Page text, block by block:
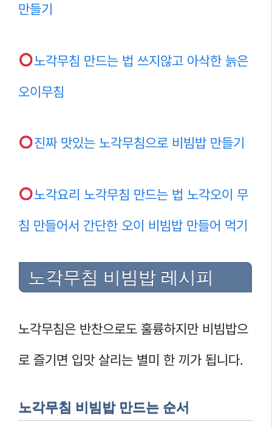
만들기
노각무침 만드는 법 쓰지않고 아삭한 늙은
오이무침
진짜 맛있는 노각무침으로 비빔밥 만들기
노각요리 노각무침 만드는 법 노각오이 무
침 만들어서 간단한 오이 비빔밥 만들어 먹기
노각무침 비빔밥 레시피
노각무침은 반찬으로도 훌륭하지만 비빔밥으
로 즐기면 입맛 살리는 별미 한 끼가 됩니다.
노각무침 비빔밥 만드는 순서